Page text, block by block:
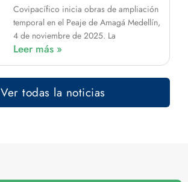
Covipacífico inicia obras de ampliación
temporal en el Peaje de Amagá Medellín,
4 de noviembre de 2025. La
Leer más »
Ver todas la noticias